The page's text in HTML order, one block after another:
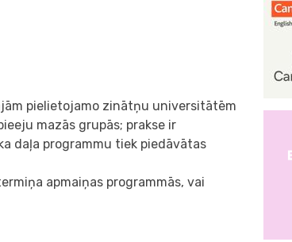
pielietojamo zinātņu universitātēm
mazās grupās; prakse ir
daļa programmu tiek piedāvātas
apmaiņas programmās, vai